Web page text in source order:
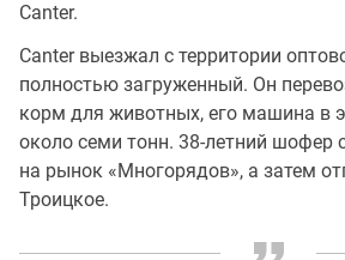
Canter.
Canter выезжал с территории
полностью загруженный. Он
корм для животных, его машина в
около семи тонн. 38-летний шофер
на рынок «Многорядов», а затем
Троицкое.